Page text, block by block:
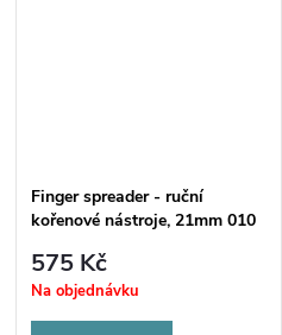
Finger spreader - ruční
kořenové nástroje, 21mm 010
575 Kč
Na objednávku